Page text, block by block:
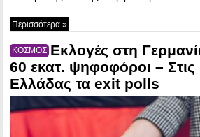
Περισσότερα »
ΚΟΣΜΟΣ Εκλογές στη
60 εκατ. ψηφοφόροι –
Ελλάδας τα exit polls